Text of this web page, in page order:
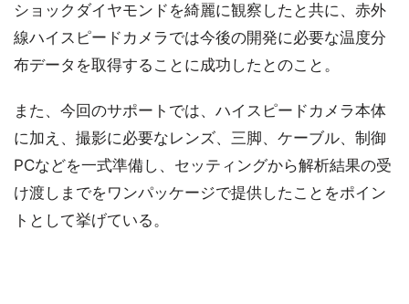
ショックダイヤモンドを綺麗に観察したと共に、赤外
線ハイスピードカメラでは今後の開発に必要な温度分
布データを取得することに成功したとのこと。
また、今回のサポートでは、ハイスピードカメラ本体
に加え、撮影に必要なレンズ、三脚、ケーブル、制御
PCなどを一式準備し、セッティングから解析結果の受
け渡しまでをワンパッケージで提供したことをポイン
トとして挙げている。